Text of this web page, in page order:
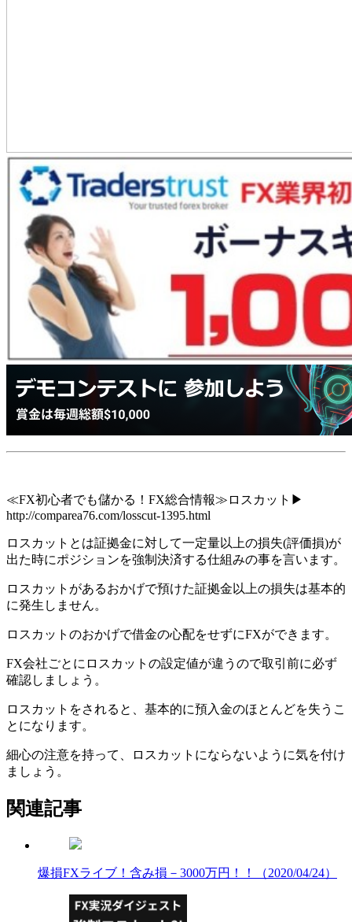
≪FX初心者でも儲かる！FX総合情報≫ロスカット▶
http://comparea76.com/losscut-1395.html
ロスカットとは証拠金に対して一定量以上の損失(評価損)が
出た時にポジションを強制決済する仕組みの事を言います。
ロスカットがあるおかげで預けた証拠金以上の損失は基本的
に発生しません。
ロスカットのおかげで借金の心配をせずにFXができます。
FX会社ごとにロスカットの設定値が違うので取引前に必ず
確認しましょう。
ロスカットをされると、基本的に預入金のほとんどを失うこ
とになります。
細心の注意を持って、ロスカットにならないように気を付け
ましょう。
関連記事
爆損FXライブ！含み損－3000万円！！（2020/04/24）